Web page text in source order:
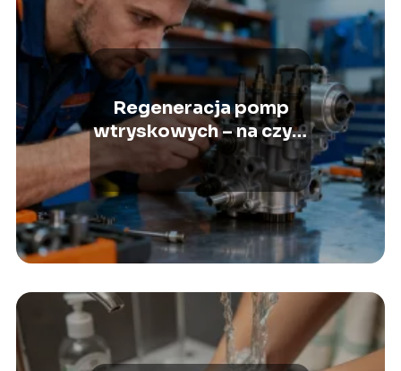
Regeneracja pomp
wtryskowych – na czym
polega i kiedy ją
wykonać?